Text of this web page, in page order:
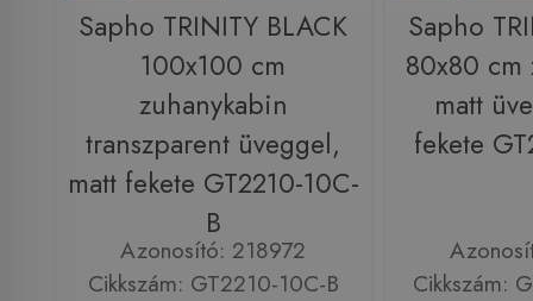
Sapho TRINITY BLACK
100x100 cm
zuhanykabin
transzparent üveggel,
matt fekete GT2210-10C-
B
Azonosító: 218972
Cikkszám: GT2210-10C-B
Sapho
80x80 cm
matt
fekete
Cikkszám: